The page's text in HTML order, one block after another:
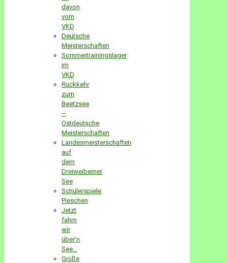
davon
vom
VKD
Deutsche
Meisterschaften
Sommertrainingslager
im
VKD
Rückkehr
zum
Beetzsee
–
Ostdeutsche
Meisterschaften
Landesmeisterschaften
auf
dem
Dreiweiberner
See
Schülerspiele
Pieschen
Jetzt
fahrn
wir
über’n
See…
Grüße